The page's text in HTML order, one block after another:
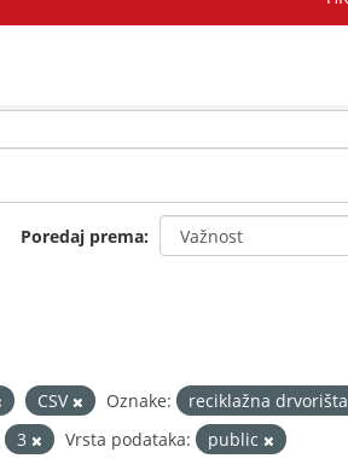
Poredaj prema
CSV Oznake:
reciklažna drvorišta
3 Vrsta podataka: public